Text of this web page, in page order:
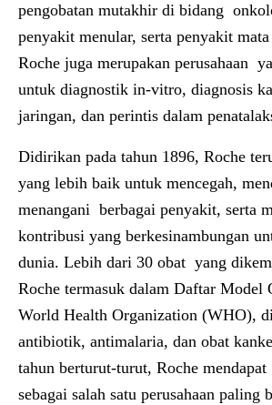
pengobatan mutakhir di bidang
penyakit menular, serta penyakit
Roche juga merupakan perusahaan
untuk diagnostik in-vitro, diagnosis
jaringan, dan perintis dalam
Didirikan pada tahun 1896, Roche
yang lebih baik untuk mencegah,
menangani berbagai penyakit, serta
kontribusi yang berkesinambungan
dunia. Lebih dari 30 obat yang
Roche termasuk dalam Daftar Model
World Health Organization (WHO),
antibiotik, antimalaria, dan obat
tahun berturut-turut, Roche
sebagai salah satu perusahaan paling